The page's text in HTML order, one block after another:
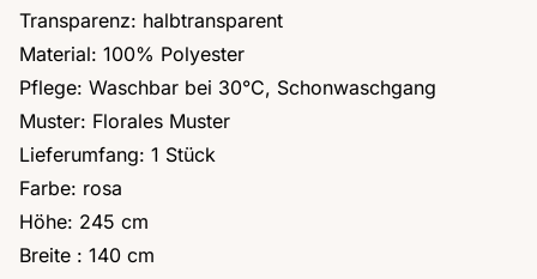
Transparenz: halbtransparent
Material: 100% Polyester
Pflege: Waschbar bei 30°C, Schonwaschgang
Muster: Florales Muster
Lieferumfang: 1 Stück
Farbe: rosa
Höhe: 245 cm
Breite : 140 cm